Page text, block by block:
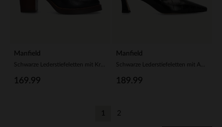
Manfield
169.99
Manfield
189.99
1 2